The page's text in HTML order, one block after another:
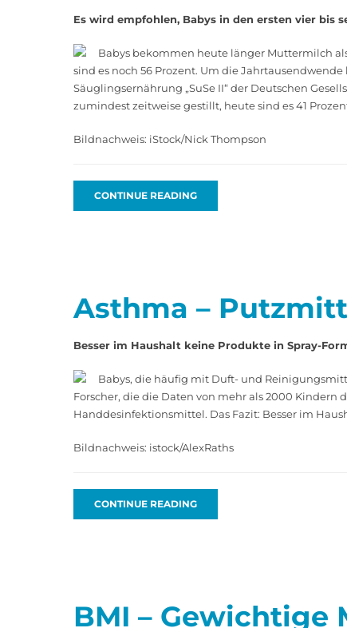
Es wird empfohlen, Babys in den ersten vier bis
Babys bekommen heute länger Muttermilch
sind es noch 56 Prozent. Um die
Säuglingsernährung „SuSe II“ der Deutschen
zumindest zeitweise gestillt, heute sind es 41
Bildnachweis: iStock/Nick Thompson
CONTINUE READING
Asthma –
Besser im Haushalt keine Produkte in Spray-
Babys, die häufig mit Duft- und
Forscher, die die Daten von mehr als 2000
Handdesinfektionsmittel. Das Fazit: Besser im
Bildnachweis: istock/AlexRaths
CONTINUE READING
BMI – Gewichtige